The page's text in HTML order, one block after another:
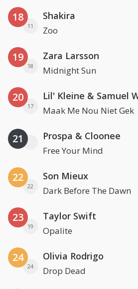
18
11
Shakira
Zoo
19
18
Zara Larsson
Midnight Sun
20
17
Lil' Kleine & Samuel
Maak Me Nou Niet Gek
21 Prospa & Cloonee
Free Your Mind
22
22
Son Mieux
Dark Before The Dawn
23
19
Taylor Swift
Opalite
24
24
Olivia Rodrigo
Drop Dead